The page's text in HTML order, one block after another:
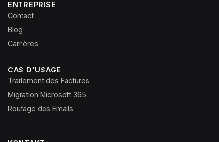
ENTREPRISE
Contact
Blog
Carrières
CAS D'USAGE
Traitement des Factures
Migration Microsoft 365
Routage des Emails